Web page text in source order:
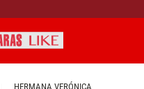
HERMANA VERÓNICA